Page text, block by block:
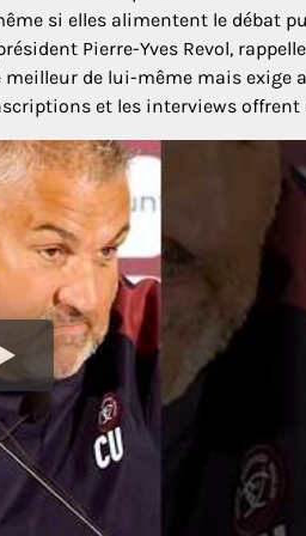
si elles alimentent le débat
Pierre-Yves Revol,
de lui-même mais exige
et les interviews